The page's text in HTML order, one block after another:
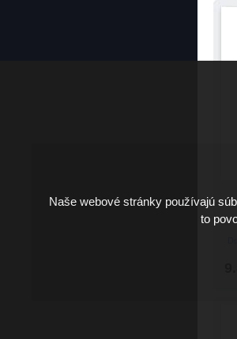
Naše webové stránky používajú
to